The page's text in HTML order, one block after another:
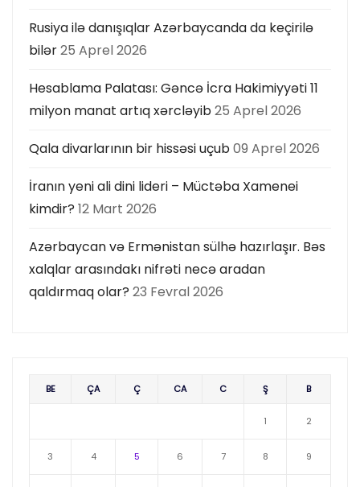
Rusiya ilə danışıqlar Azərbaycanda da keçirilə
bilər25 Aprel 2026
Hesablama Palatası: Gəncə İcra Hakimiyyəti 11
milyon manat artıq xərcləyib25 Aprel 2026
Qala divarlarının bir hissəsi uçub09 Aprel 2026
İranın yeni ali dini lideri – Müctəba Xamenei
kimdir? 12 Mart 2026
Azərbaycan və Ermənistan sülhə hazırlaşır. Bəs
xalqlar arasındakı nifrəti necə aradan
qaldırmaq olar? 23 Fevral 2026
BE ÇA Ç CA C Ş B
1 2
3 4 5 6 7 8 9